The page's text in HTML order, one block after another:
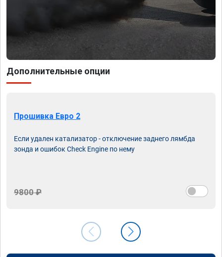
Дополнительные опции
Прошивка Евро 2
Если удален катализатор - отключение заднего лямбда
зонда и ошибок Check Engine по нему
9800 ₽